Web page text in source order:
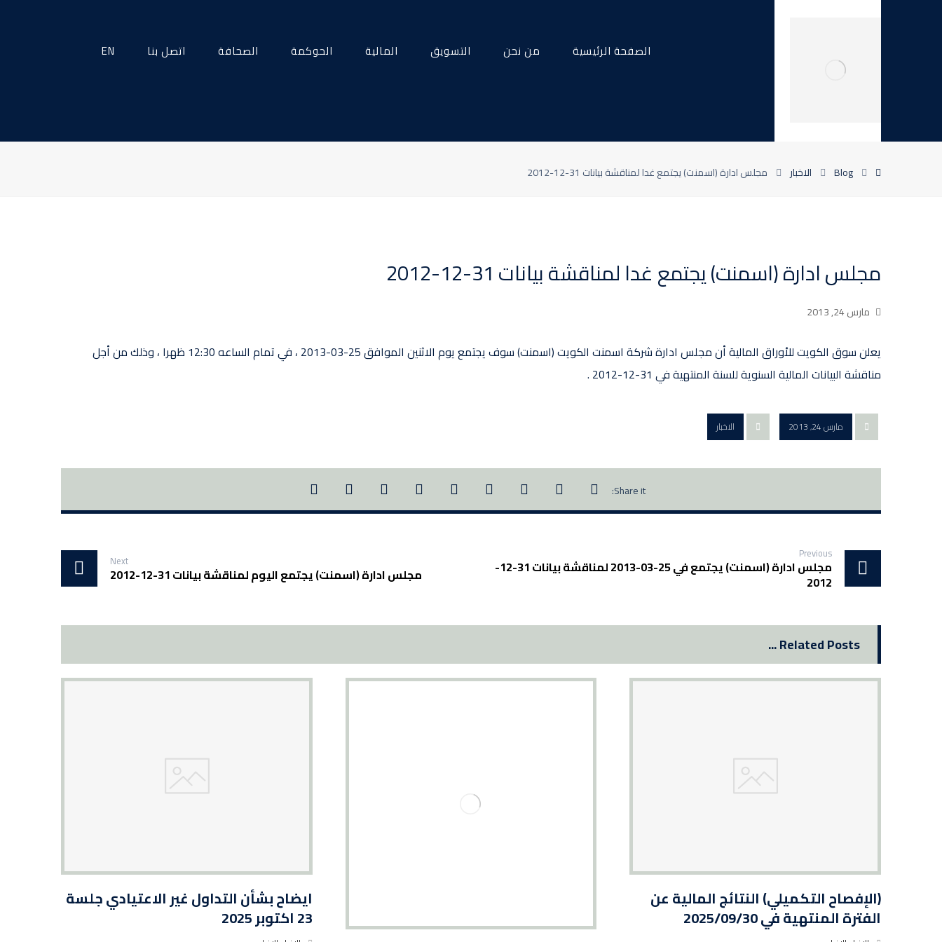
الصفحة الرئيسية من نحن التسويق المالية الحوكمة الصحافة اتصل بنا EN
Blog الاخبار مجلس ادارة (اسمنت) يجتمع غدا لمناقشة بيانات 31-12-2012
مجلس ادارة (اسمنت) يجتمع غدا لمناقشة بيانات 31-12-2012
مارس 24, 2013
يعلن سوق الكويت للأوراق المالية أن مجلس ادارة شركة اسمنت الكويت (اسمنت) سوف يجتمع يوم الاثنين الموافق 25-03-2013 ، في تمام الساعه 12:30 ظهرا ، وذلك من أجل
مناقشة البيانات المالية السنوية للسنة المنتهية في 31-12-2012 .
مارس 24, 2013 الاخبار
Previous
مجلس ادارة (اسمنت) يجتمع في 25-03-2013 لمناقشة بيانات 31-12-
2012
Next
مجلس ادارة (اسمنت) يجتمع اليوم لمناقشة بيانات 31-12-2012
Related Posts ...
(الإفصاح التكميلي) النتائج المالية عن
الفترة المنتهية في 2025/09/30
ايضاح بشأن التداول غير الاعتيادي جلسة
23 اكتوبر 2025